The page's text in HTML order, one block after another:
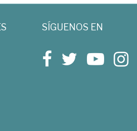
SÍGUENOS EN